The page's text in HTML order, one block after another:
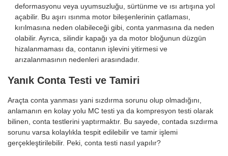
deformasyonu veya uyumsuzluğu, sürtünme ve ısı artışına yol
açabilir. Bu aşırı ısınma motor bileşenlerinin çatlaması,
kırılmasına neden olabileceği gibi, conta yanmasına da neden
olabilir. Ayrıca, silindir kapağı ya da motor bloğunun düzgün
hizalanmaması da, contanın işlevini yitirmesi ve
arızalanmasının nedenleri arasındadır.
Yanık Conta Testi ve Tamiri
Araçta conta yanması yani sızdırma sorunu olup olmadığını,
anlamanın en kolay yolu MC testi ya da kompresyon testi olarak
bilinen, conta testlerini yaptırmaktır. Bu sayede, contada sızdırma
sorunu varsa kolaylıkla tespit edilebilir ve tamir işlemi
gerçekleştirilebilir. Peki, conta testi nasıl yapılır?